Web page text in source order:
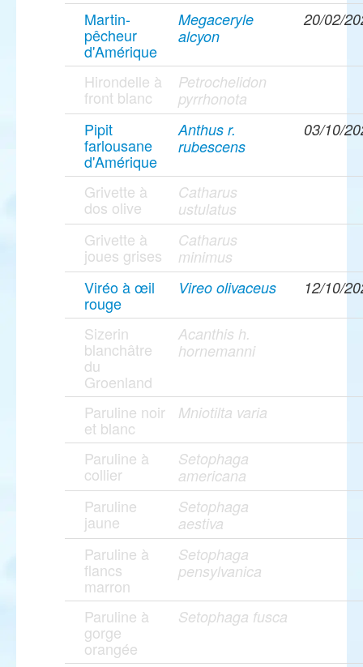
Martin-
pêcheur
d'Amérique
Megaceryle
alcyon
20/02/
Hirondelle à
front blanc
Petrochelidon
pyrrhonota
Pipit
farlousane
d'Amérique
Anthus r.
rubescens
03/10/
Grivette à
dos olive
Catharus
ustulatus
Grivette à
joues grises
Catharus
minimus
Viréo à œil
rouge
Vireo olivaceus 12/10/
Sizerin
blanchâtre
du
Groenland
Acanthis h.
hornemanni
Paruline noir
et blanc
Mniotilta varia
Paruline à
collier
Setophaga
americana
Paruline
jaune
Setophaga
aestiva
Paruline à
flancs
marron
Setophaga
pensylvanica
Paruline à
gorge
orangée
Setophaga fusca